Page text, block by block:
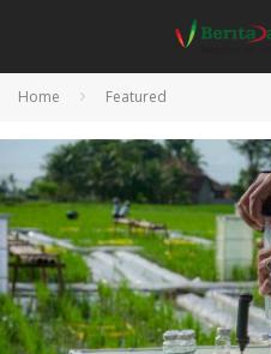
Home Featured